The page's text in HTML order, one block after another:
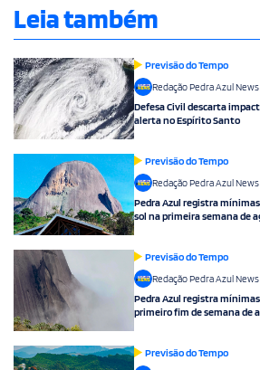
Leia também
Previsão do Tempo
Redação Pedra Azul News
Defesa Civil descarta
alerta no Espírito Santo
Previsão do Tempo
Redação Pedra Azul News
Pedra Azul registra
sol na primeira semana de
Previsão do Tempo
Redação Pedra Azul News
Pedra Azul registra
primeiro fim de semana de
Previsão do Tempo